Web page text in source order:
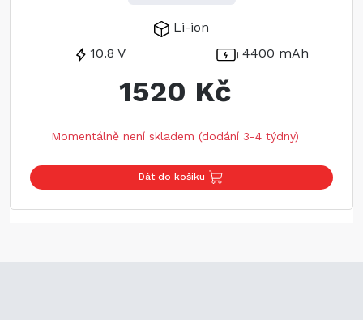
Li-ion
10.8 V
4400 mAh
1520 Kč
Momentálně není skladem (dodání 3-4 týdny)
Dát do košíku